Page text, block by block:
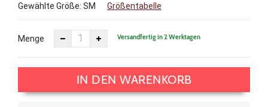
Gewählte Größe: SM Größentabelle
Menge Versandfertig in 2 Werktagen
IN DEN WARENKORB